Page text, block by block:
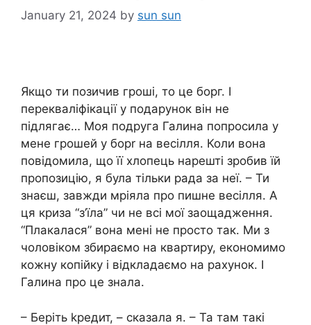
January 21, 2024 by sun sun
Якщо ти позичив гроші, то це борг. І
перекваліфікації у подарунок він не
підлягає… Моя подруга Галина попросила у
мене грошей у борr на весілля. Коли вона
повідомила, що її хлопець нарешті зробив їй
пропозицію, я була тільки рада за неї. – Ти
знаєш, завжди мріяла про пишне весілля. А
ця криза “з’їла” чи не всі мої заощадження.
“Плакалася” вона мені не просто так. Ми з
чоловіком збираємо на квартиру, економимо
кожну копійку і відкладаємо на рахунок. І
Галина про це знала.
– Беріть kредит, – сказала я. – Та там такі